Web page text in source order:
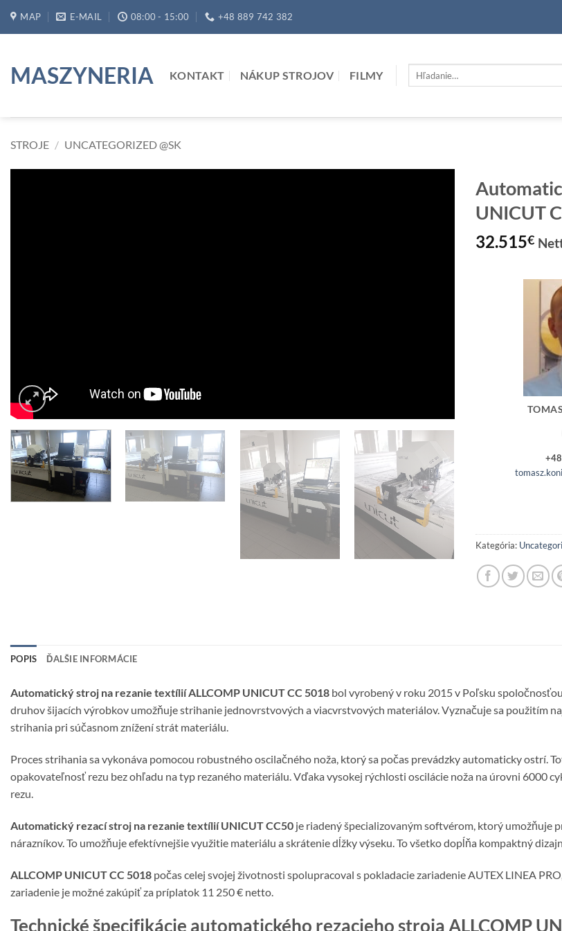
MAP E-MAIL 08:00 - 15:00 +48 889 742 382
MASZYNERIA KONTAKT NÁKUP STROJOV FILMY Hľadať:
STROJE / UNCATEGORIZED @SK
UNICUT
32.515€
Kategória:
POPIS ĎALŠIE INFORMÁCIE
Automatický stroj na rezanie textílií ALLCOMP UNICUT CC 5018 bol vyrobený v roku 2015 v Poľsku
druhov šijacích výrobkov umožňuje strihanie jednovrstvových a viacvrstvových materiálov. Vyznačuje sa použitím
strihania pri súčasnom znížení strát materiálu.
Proces strihania sa vykonáva pomocou robustného oscilačného noža, ktorý sa počas prevádzky automaticky ostrí.
opakovateľnosť rezu bez ohľadu na typ rezaného materiálu. Vďaka vysokej rýchlosti oscilácie noža na úrovni 6000
rezu.
Automatický rezací stroj na rezanie textílií UNICUT CC50 je riadený špecializovaným softvérom, ktorý umožňuje
nárazníkov. To umožňuje efektívnejšie využitie materiálu a skrátenie dĺžky výseku. To všetko dopĺňa kompaktný
ALLCOMP UNICUT CC 5018 počas celej svojej životnosti spolupracoval s pokladacie zariadenie AUTEX LINEA
zariadenie je možné zakúpiť za príplatok 11 250 € netto.
Technické špecifikácie automatického rezacieho stroja ALLCOMP